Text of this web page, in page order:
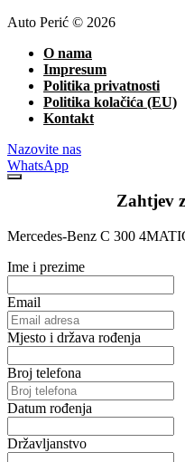
Auto Perić © 2026
O nama
Impresum
Politika privatnosti
Politika kolačića (EU)
Kontakt
Nazovite nas
WhatsApp
Zahtjev
Mercedes-Benz C 300
Ime i prezime
Email
Mjesto i država rođenja
Broj telefona
Datum rođenja
Državljanstvo